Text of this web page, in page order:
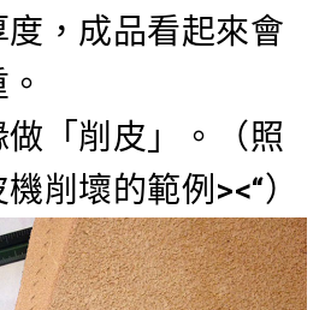
，成品看起來會
「削皮」。（照
削壞的範例><“）